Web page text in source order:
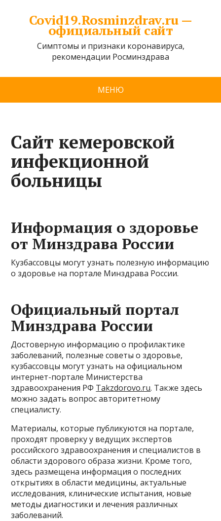
Covid19.Rosminzdrav.ru —
официальный сайт
Симптомы и признаки коронавируса,
рекомендации Росминздрава
МЕНЮ
Сайт кемеровской
инфекционной
больницы
Информация о здоровье
от Минздрава России
Кузбассовцы могут узнать полезную информацию
о здоровье на портале Минздрава России.
Официальный портал
Минздрава России
Достоверную информацию о профилактике
заболеваний, полезные советы о здоровье,
кузбассовцы могут узнать на официальном
интернет-портале Министерства
здравоохранения РФ Takzdorovo.ru. Также здесь
можно задать вопрос авторитетному
специалисту.
Материалы, которые публикуются на портале,
проходят проверку у ведущих экспертов
российского здравоохранения и специалистов в
области здорового образа жизни. Кроме того,
здесь размещена информация о последних
открытиях в области медицины, актуальные
исследования, клинические испытания, новые
методы диагностики и лечения различных
заболеваний.